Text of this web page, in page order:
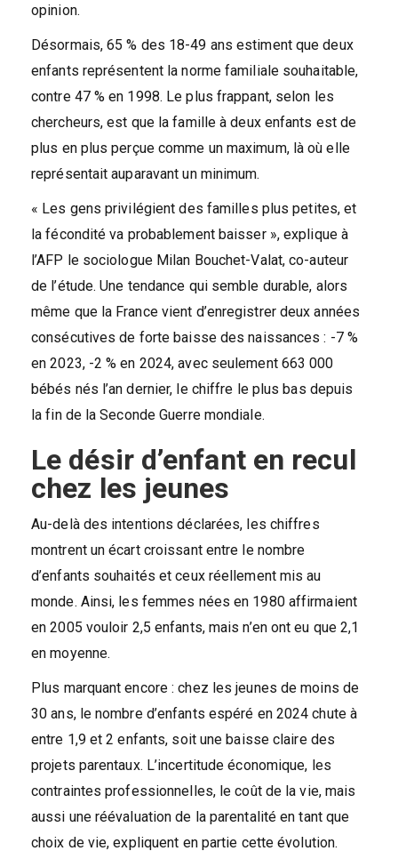
opinion.
Désormais, 65 % des 18-49 ans estiment que deux
enfants représentent la norme familiale souhaitable,
contre 47 % en 1998. Le plus frappant, selon les
chercheurs, est que la famille à deux enfants est de
plus en plus perçue comme un maximum, là où elle
représentait auparavant un minimum.
« Les gens privilégient des familles plus petites, et
la fécondité va probablement baisser », explique à
l’AFP le sociologue Milan Bouchet-Valat, co-auteur
de l’étude. Une tendance qui semble durable, alors
même que la France vient d’enregistrer deux années
consécutives de forte baisse des naissances : -7 %
en 2023, -2 % en 2024, avec seulement 663 000
bébés nés l’an dernier, le chiffre le plus bas depuis
la fin de la Seconde Guerre mondiale.
Le désir d’enfant en recul
chez les jeunes
Au-delà des intentions déclarées, les chiffres
montrent un écart croissant entre le nombre
d’enfants souhaités et ceux réellement mis au
monde. Ainsi, les femmes nées en 1980 affirmaient
en 2005 vouloir 2,5 enfants, mais n’en ont eu que 2,1
en moyenne.
Plus marquant encore : chez les jeunes de moins de
30 ans, le nombre d’enfants espéré en 2024 chute à
entre 1,9 et 2 enfants, soit une baisse claire des
projets parentaux. L’incertitude économique, les
contraintes professionnelles, le coût de la vie, mais
aussi une réévaluation de la parentalité en tant que
choix de vie, expliquent en partie cette évolution.